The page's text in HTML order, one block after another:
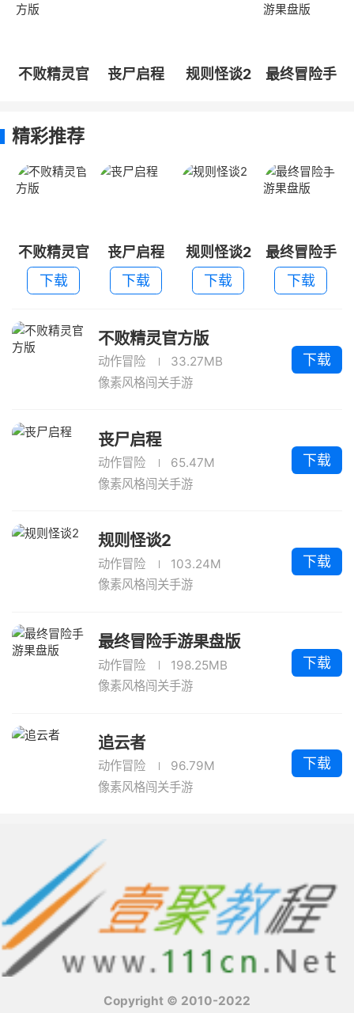
不败精灵官
丧尸启程 规则怪谈2
最终冒险手
精彩推荐
不败精灵官
方版
下载
丧尸启程
下载
规则怪谈2
下载
最终冒险手
游果盘版
下载
不败精灵官方版
动作冒险
33.27MB
像素风格闯关手游
下载
丧尸启程
动作冒险
65.47M
像素风格闯关手游
下载
规则怪谈2
动作冒险
103.24M
像素风格闯关手游
下载
最终冒险手游果盘版
动作冒险
198.25MB
像素风格闯关手游
下载
追云者
动作冒险
96.79M
像素风格闯关手游
下载
Copyright © 2010-2022